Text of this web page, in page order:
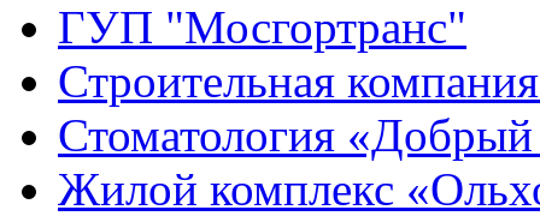
ГУП "Мосгортранс"
Строительная
Стоматология
Жилой комплекс